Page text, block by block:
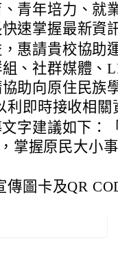
青年培力、就
速掌握最新資
惠請貴校協助
、社群媒體、
助向原住民族
利即時接收相關
字建議如下：
掌握原民大小
傳圖卡及QR